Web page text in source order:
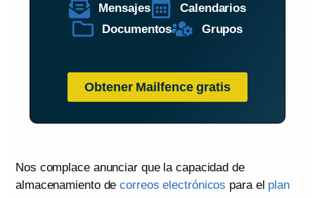
Mensajes
Calendarios
Documentos
Grupos
Obtener Mailfence gratis
Nos complace anunciar que la capacidad de
almacenamiento de correos electrónicos para el plan